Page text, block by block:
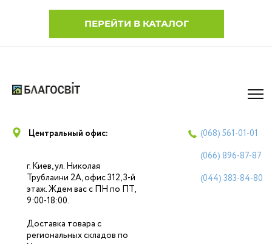
ПЕРЕЙТИ В КАТАЛОГ
Центральный офис:
г. Киев, ул. Николая
Трублаини 2А, офис 312, 3-й
этаж. Ждем вас с ПН по ПТ,
9:00-18:00.
Доставка товара с
региональных складов по
(068) 561-01-01
(066) 896-87-87
(044) 383-84-80